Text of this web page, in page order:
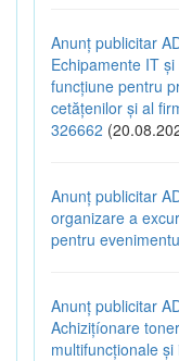
Anunț publicitar
Echipamente IT
funcțiune pentru
cetățenilor și al
326662
Anunț publicitar
organizare a
pentru
Anunț publicitar
Achizițíonare
multifuncționale